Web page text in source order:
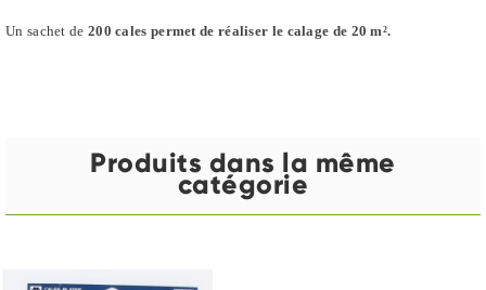
Un sachet de 200 cales permet de réaliser le calage de 20 m².
Produits dans la même
catégorie